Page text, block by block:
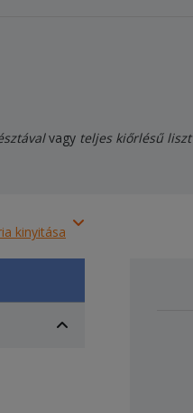
vagy teljes kiőrlésű liszt
kinyitása